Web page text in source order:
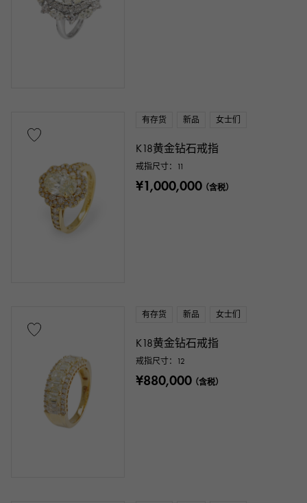
有存货 新品 女士们
K18黄金钻石戒指
戒指尺寸：11
¥1,000,000（含税）
有存货 新品 女士们
K18黄金钻石戒指
戒指尺寸：12
¥880,000（含税）